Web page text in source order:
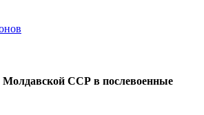
Молдавской ССР в послевоенные